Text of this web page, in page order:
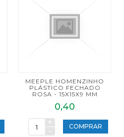
MEEPLE HOMENZINHO
PLÁSTICO FECHADO
ROSA - 15X15X9 MM
0,40
+
-
COMPRAR